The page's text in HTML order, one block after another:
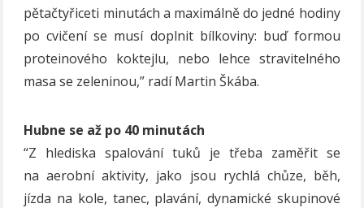
pětačtyřiceti minutách a maximálně do jedné hodiny
po cvičení se musí doplnit bílkoviny: buď formou
proteinového koktejlu, nebo lehce stravitelného
masa se zeleninou,” radí Martin Škába.
Hubne se až po 40 minutách
“Z hlediska spalování tuků je třeba zaměřit se
na aerobní aktivity, jako jsou rychlá chůze, běh,
jízda na kole, tanec, plavání, dynamické skupinové